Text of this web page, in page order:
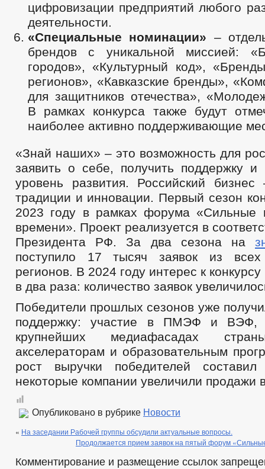
цифровизации предприятий любого
деятельности.
«Специальные номинации» –
брендов с уникальной миссией:
городов», «Культурный код»,
регионов», «Кавказские бренды»,
для защитников отечества»,
В рамках конкурса также будут
наиболее активно поддерживающие
«Знай наших» – это возможность для
заявить о себе, получить поддержку
уровень развития. Российский
традиции и инновации. Первый сезон
2023 году в рамках форума «Сильные
времени». Проект реализуется в
Президента РФ. За два сезона на
поступило 17 тысяч заявок из
регионов. В 2024 году интерес к
в два раза: количество заявок
Победители прошлых сезонов уже
поддержку: участие в ПМЭФ и ВЭФ,
крупнейших медиафасадах
акселераторам и образовательным
рост выручки победителей
некоторые компании увеличили продажи
Опубликовано в рубрике Новости
« На заседании Рабочей группы обсудили актуальные вопросы.
Продолжается прием заявок на пятый форум
Комментирование и размещение ссылок